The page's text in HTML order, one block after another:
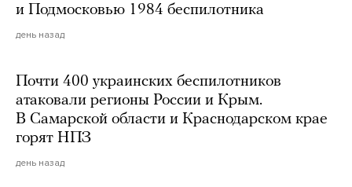
и Подмосковью 1984 беспилотника
день назад
Почти 400 украинских беспилотников
атаковали регионы России и Крым.
В Самарской области и Краснодарском крае
горят НПЗ
день назад